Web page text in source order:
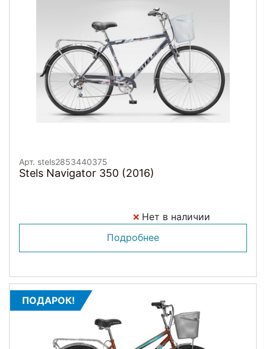
Арт. stels2853440375
Stels Navigator 350 (2016)
Нет в наличии
Подробнее
ПОДАРОК!